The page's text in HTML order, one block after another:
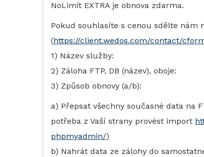
NoLimit EXTRA je obnova zdarma.
Pokud souhlasíte s cenou sdělte
(https://client.wedos.com/contact/
1) Název služby:
2) Záloha FTP, DB (název), oboje:
3) Způsob obnovy (a/b):
a) Přepsat všechny současné data na
potřeba z Vaší strany provést import
phpmyadmin/)
b) Nahrát data ze zálohy do